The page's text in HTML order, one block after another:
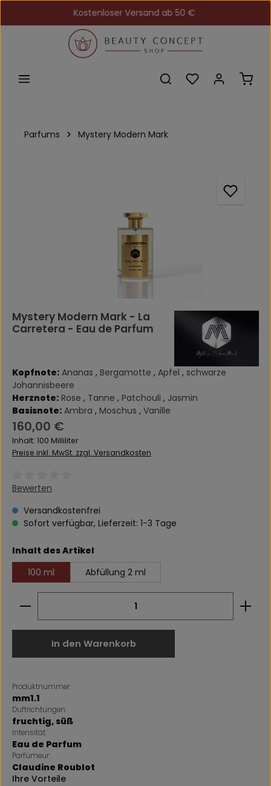
Zum Hauptinhalt springenKostenloser Versand ab 50 €
Du hast 0
Parfums Mystery Modern Mark
Mystery Modern Mark - La
Carretera - Eau de Parfum
Kopfnote: Ananas , Bergamotte , Apfel , schwarze
Johannisbeere
Herznote: Rose , Tanne , Patchouli , Jasmin
Basisnote: Ambra , Moschus , Vanille
Regulärer Preis:
160,00 €
Inhalt: 100 Milliliter
Preise inkl. MwSt. zzgl. Versandkosten
Durchschnittliche Bewertung von 0 von 5 Sternen
Bewerten
Versandkostenfrei
Sofort verfügbar, Lieferzeit: 1-3 Tage
Inhalt des Artikel
100 ml
Abfüllung 2 ml
Produkt Anzahl: Gib den gewünschten Wert
In den Warenkorb
Produktnummer:
mm1.1
Duftrichtungen:
fruchtig, süß
Intensität:
Eau de Parfum
Parfümeur:
Claudine Roublot
Ihre Vorteile